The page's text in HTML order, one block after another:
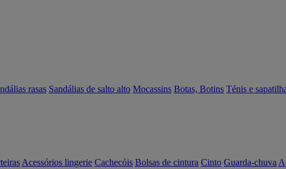
rasas Sandálias de salto alto Mocassins Botas, Botins Ténis e
Acessórios lingerie Cachecóis Bolsas de cintura Cinto Guarda-chuva